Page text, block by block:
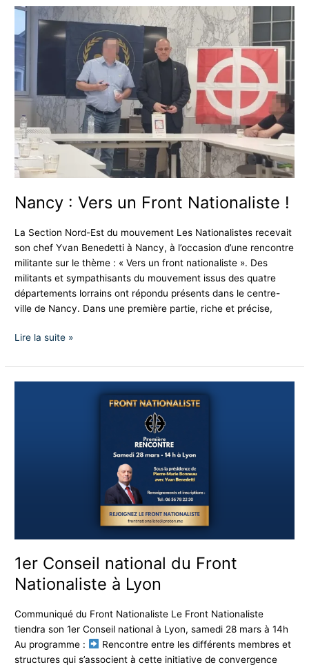
Nancy : Vers un Front Nationaliste !
La Section Nord-Est du mouvement Les Nationalistes recevait
son chef Yvan Benedetti à Nancy, à l’occasion d’une rencontre
militante sur le thème : « Vers un front nationaliste ». Des
militants et sympathisants du mouvement issus des quatre
départements lorrains ont répondu présents dans le centre-
ville de Nancy. Dans une première partie, riche et précise,
Nancy
Vers
un
Front
Nationaliste
!
Lire la suite »
1er Conseil national du Front
Nationaliste à Lyon
Communiqué du Front Nationaliste Le Front Nationaliste
tiendra son 1er Conseil national à Lyon, samedi 28 mars à 14h
Au programme :
Rencontre entre les différents membres et
structures qui s’associent à cette initiative de convergence